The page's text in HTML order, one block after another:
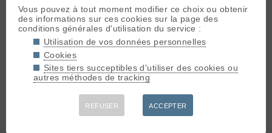
plutôt jugé très bon en toute neige, et je suis à l’aise partout.
Je ne rechercherai pas du ski « extrême », l’objectif et de la
rando sur plusieurs jours.
Je vais sans doute opter pour des Majesty Superwolf 91 qui
me paraissent assez polyvalents. Pour ce type de ski, je
mesure 1m73, que pouvez vous me conseiller, 166 ou 172
(mon choix à priori mais sur des souvenirs du XXème siècle)?
Merci à tous tes,
[308posts] - Le 02/04/2021 17:53
Vous pouvez à tout moment modifier ce choix ou obtenir
des informations sur ces cookies sur la page des
conditions générales d'utilisation du service :
Utilisation de vos données personnelles
Cookies
Sites tiers succeptibles d'utiliser des cookies ou
autres méthodes de tracking
REFUSER ACCEPTER